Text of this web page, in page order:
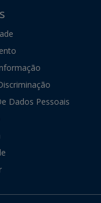
Dados Pessoais